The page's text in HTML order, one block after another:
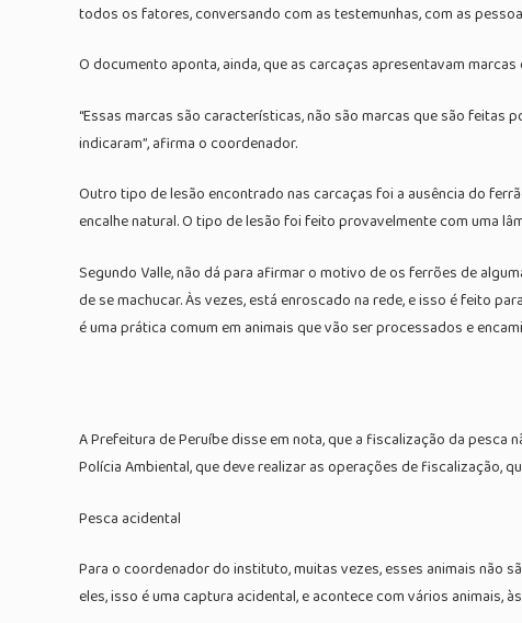
todos os fatores, conversando com as testemunhas, com as
O documento aponta, ainda, que as carcaças apresentavam
“Essas marcas são características, não são marcas que são
indicaram”, afirma o coordenador.
Outro tipo de lesão encontrado nas carcaças foi a ausência do
encalhe natural. O tipo de lesão foi feito provavelmente com uma
Segundo Valle, não dá para afirmar o motivo de os ferrões de
de se machucar. Às vezes, está enroscado na rede, e isso é feito
é uma prática comum em animais que vão ser processados e
A Prefeitura de Peruíbe disse em nota, que a fiscalização da
Polícia Ambiental, que deve realizar as operações de fiscalização,
Pesca acidental
Para o coordenador do instituto, muitas vezes, esses animais não
eles, isso é uma captura acidental, e acontece com vários animais,